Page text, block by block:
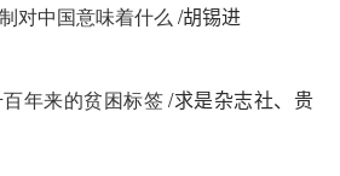
对中国意味着什么 /胡锡进
年来的贫困标签/求是杂志社、贵